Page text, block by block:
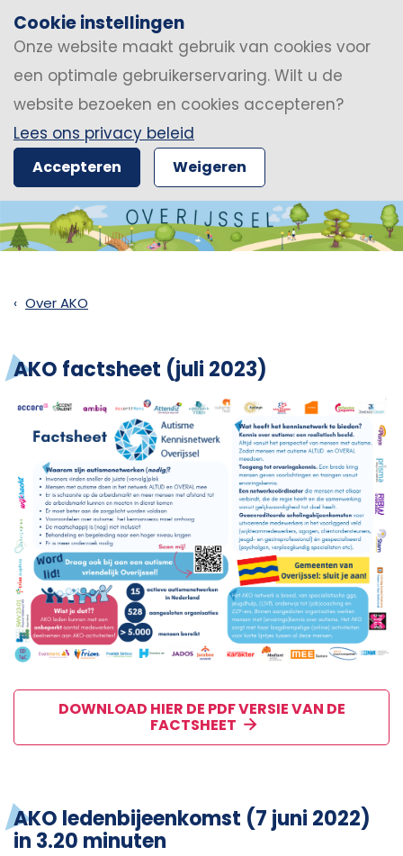
Cookie instellingen
Onze website maakt gebruik van cookies voor
een optimale gebruikerservaring. Wilt u de
website bezoeken en cookies accepteren?
Lees ons privacy beleid
Accepteren Weigeren
Over AKO
AKO factsheet (juli 2023)
DOWNLOAD HIER DE PDF VERSIE VAN DE
FACTSHEET
AKO ledenbijeenkomst (7 juni 2022)
in 3.20 minuten